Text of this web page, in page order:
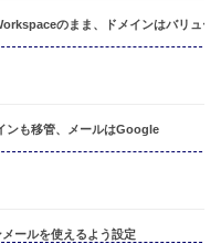
のまま、ドメインはバリュー
ンも移管、メールはGoogle
ールを使えるよう設定